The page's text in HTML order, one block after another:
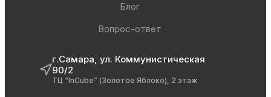
Блог
Вопрос-ответ
г.Самара, ул. Коммунистическая
90/2
ТЦ “InCube” (Золотое Яблоко), 2 этаж